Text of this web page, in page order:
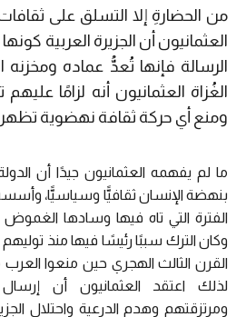
من الحضارةِ إلا التسلق على
العثمانيون أن الجزيرة العربية
الرسالة فإنها تُعدُّ عماده
الغُزاة العثمانيون أنه لزامًا
ومنع أي حركة ثقافة نهضوية تظهر
ما لم يفهمه العثمانيون جيدًا أن
بنهضة الإنسان ثقافيًّا وسياسيًّا،
الفترة التي تاه فيها وسادها
وكان الترك سببًا رئيسًا فيها منذ
القرن الثالث الهجري حين منعوا
لذلك اعتقد العثمانيون أن
ومرتزقتهم وهدم الدرعية واحتلال